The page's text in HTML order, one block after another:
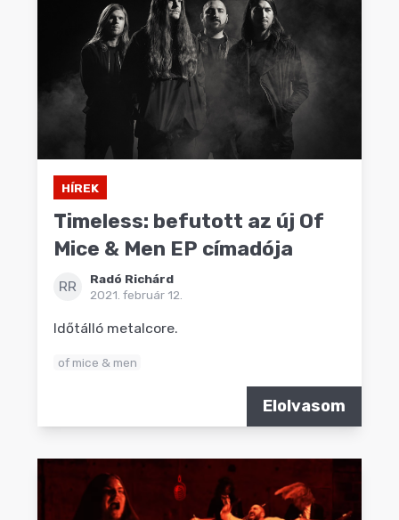
HÍREK
Timeless: befutott az új Of
Mice & Men EP címadója
RR
Radó Richárd
2021. február 12.
Időtálló metalcore.
of mice & men
Elolvasom